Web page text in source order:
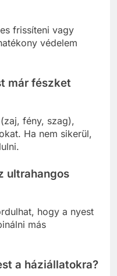
frissíteni vagy
védelem
már fészket
fény, szag),
Ha nem sikerül,
ultrahangos
hogy a nyest
más
a háziállatokra?